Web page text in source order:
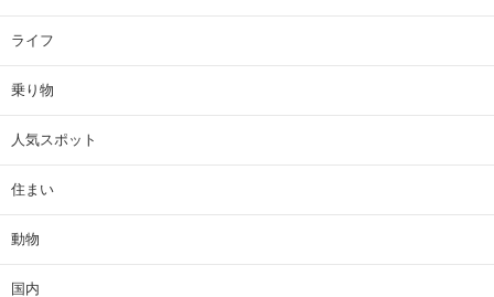
ライフ
乗り物
人気スポット
住まい
動物
国内